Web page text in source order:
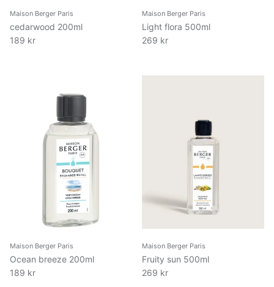
Maison Berger Paris
cedarwood 200ml
189 kr
Maison Berger Paris
Light flora 500ml
269 kr
Maison Berger Paris
Ocean breeze 200ml
189 kr
Maison Berger Paris
Fruity sun 500ml
269 kr